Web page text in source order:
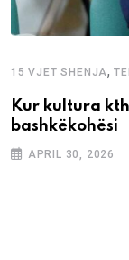
15 VJET SHENJA,
Kur kultura
bashkëkohësi
APRIL 30, 2026